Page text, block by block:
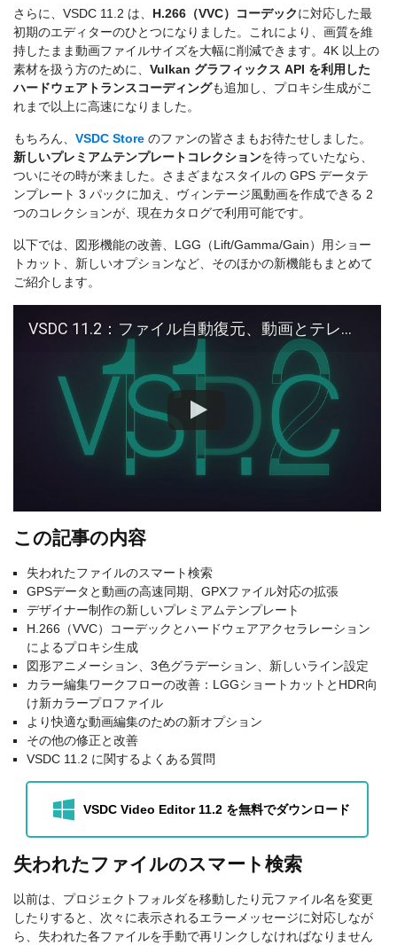
さらに、VSDC 11.2 は、 H.266（VVC）コーデックに対応した最
初期のエディターのひとつになりました。これにより、画質を維
持したまま動画ファイルサイズを大幅に削減できます。4K 以上の
素材を扱う方のために、 Vulkan グラフィックス API を利用した
ハードウェアトランスコーディングも追加し、プロキシ生成がこ
れまで以上に高速になりました。
もちろん、 VSDC Store のファンの皆さまもお待たせしました。
新しいプレミアムテンプレートコレクションを待っていたなら、
ついにその時が来ました。さまざまなスタイルの GPS データテ
ンプレート 3 パックに加え、ヴィンテージ風動画を作成できる 2
つのコレクションが、現在カタログで利用可能です。
以下では、図形機能の改善、LGG（Lift/Gamma/Gain）用ショー
トカット、新しいオプションなど、そのほかの新機能もまとめて
ご紹介します。
VSDC 11.2：ファイル自動復元、動画とテレメトリーの同期、H.266（VVC）など多数の新機能
この記事の内容
失われたファイルのスマート検索
GPSデータと動画の高速同期、GPXファイル対応の拡張
デザイナー制作の新しいプレミアムテンプレート
H.266（VVC）コーデックとハードウェアアクセラレーション
によるプロキシ生成
図形アニメーション、3色グラデーション、新しいライン設定
カラー編集ワークフローの改善：LGGショートカットとHDR向
け新カラープロファイル
より快適な動画編集のための新オプション
その他の修正と改善
VSDC 11.2 に関するよくある質問
VSDC Video Editor 11.2 を無料でダウンロード
失われたファイルのスマート検索
以前は、プロジェクトフォルダを移動したり元ファイル名を変更
したりすると、次々に表示されるエラーメッセージに対応しなが
ら、失われた各ファイルを手動で再リンクしなければなりません